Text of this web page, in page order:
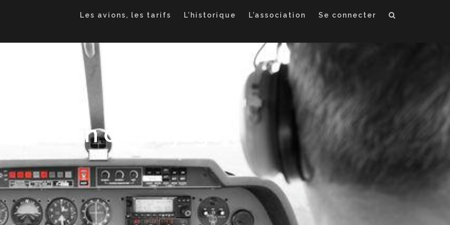
Les avions, les tarifs L’historique L’association Se connecter
Prochain convoyage